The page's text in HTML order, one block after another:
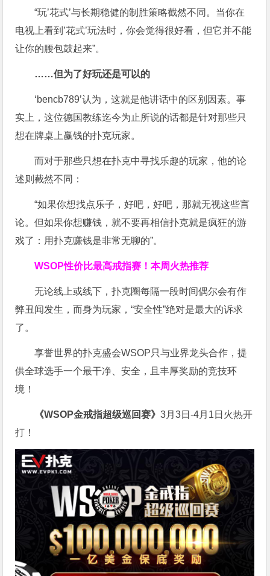
“玩’花式’与长期稳健的制胜策略截然不同。当你在
电视上看到’花式’玩法时，你会觉得很好看，但它并不能
让你的腰包鼓起来”。
……但为了好玩还是可以的
‘bencb789’认为，这就是他讲话中的区别因素。事
实上，这位德国教练迄今为止所说的话都是针对那些只
想在牌桌上赢钱的扑克玩家。
而对于那些只想在扑克中寻找乐趣的玩家，他的论
述则截然不同：
“如果你想找点乐子，好吧，好吧，那就无视这些言
论。但如果你想赚钱，就不要再相信扑克就是疯狂的游
戏了：用扑克赚钱是非常无聊的”。
WSOP性价比最高戒指赛！本周火热推荐
无论线上或线下，扑克圈每隔一段时间偶尔会有作
弊丑闻发生，而身为玩家，“安全性”绝对是最大的诉求
了。
享誉世界的扑克盛会WSOP只与业界龙头合作，提
供全球选手一个最干净、安全，且丰厚奖励的竞技环
境！
《WSOP金戒指超级巡回赛》3月3日-4月1日火热开
打！